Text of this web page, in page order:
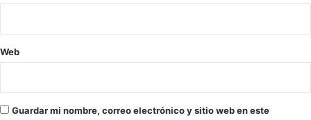
Web
Guardar mi nombre, correo electrónico y sitio web en este